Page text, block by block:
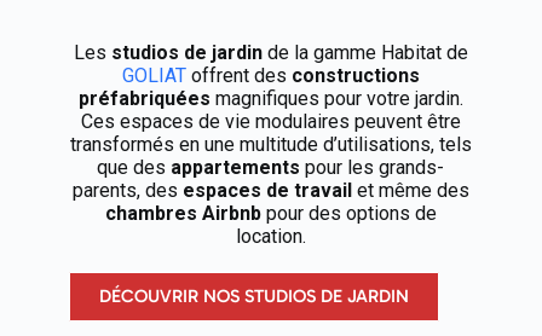
Les studios de jardinde la gamme Habitat de
GOLIAToffrent des constructions
préfabriquées magnifiques pour votre jardin.
Ces espaces de vie modulaires peuvent être
transformés en une multitude d’utilisations, tels
que des appartements pour les grands-
parents, des espaces de travail et même des
chambres Airbnbpour des options de
location.
DÉCOUVRIR NOS STUDIOS DE JARDIN